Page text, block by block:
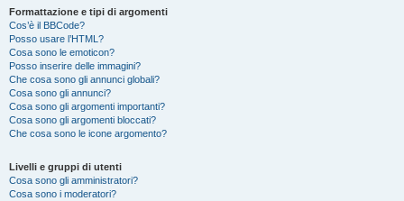
Formattazione e tipi di argomenti
Cos’è il BBCode?
Posso usare l’HTML?
Cosa sono le emoticon?
Posso inserire delle immagini?
Che cosa sono gli annunci globali?
Cosa sono gli annunci?
Cosa sono gli argomenti importanti?
Cosa sono gli argomenti bloccati?
Che cosa sono le icone argomento?
Livelli e gruppi di utenti
Cosa sono gli amministratori?
Cosa sono i moderatori?